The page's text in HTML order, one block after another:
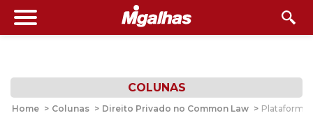
COLUNAS
Home > Colunas > Direito Privado no Common Law >